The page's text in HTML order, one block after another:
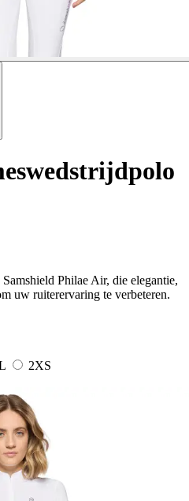
Philae Air, die elegantie,
uw ruiterervaring te verbeteren.
2XS